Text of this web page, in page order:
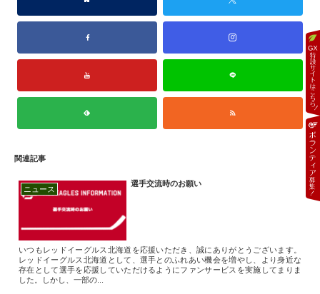
関連記事
ニュース
選手交流時のお願い
いつもレッドイーグルス北海道を応援いただき、誠にありがとうございます。
レッドイーグルス北海道として、選手とのふれあい機会を増やし、より身近な
存在として選手を応援していただけるようにファンサービスを実施してまりま
した。しかし、一部の...